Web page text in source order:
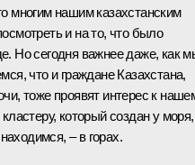
многим нашим казахстанским
и на то, что было
Но сегодня важнее даже, как
что и граждане Казахстана,
тоже проявят интерес к
который создан у моря,
– в горах.